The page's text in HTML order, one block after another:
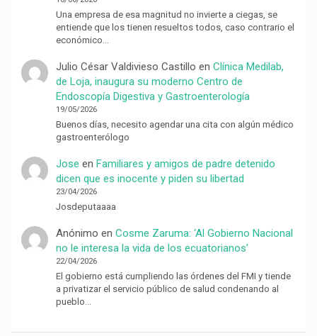
Una empresa de esa magnitud no invierte a ciegas, se
entiende que los tienen resueltos todos, caso contrario el
económico…
Julio César Valdivieso Castillo en Clínica Medilab,
de Loja, inaugura su moderno Centro de
Endoscopía Digestiva y Gastroenterología
19/05/2026
Buenos días, necesito agendar una cita con algún médico
gastroenterólogo
Jose en Familiares y amigos de padre detenido
dicen que es inocente y piden su libertad
23/04/2026
Josdeputaaaa
Anónimo en Cosme Zaruma: ‘Al Gobierno Nacional
no le interesa la vida de los ecuatorianos’
22/04/2026
El gobierno está cumpliendo las órdenes del FMI y tiende
a privatizar el servicio público de salud condenando al
pueblo…